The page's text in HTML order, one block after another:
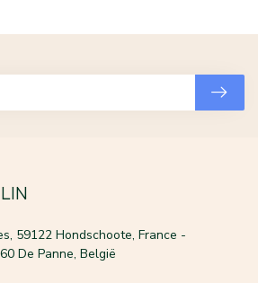
59122 Hondschoote, France -
De Panne, België